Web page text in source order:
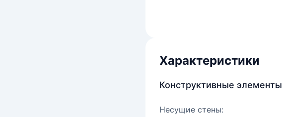
Характеристики
Конструктивные элементы
Несущие стены: